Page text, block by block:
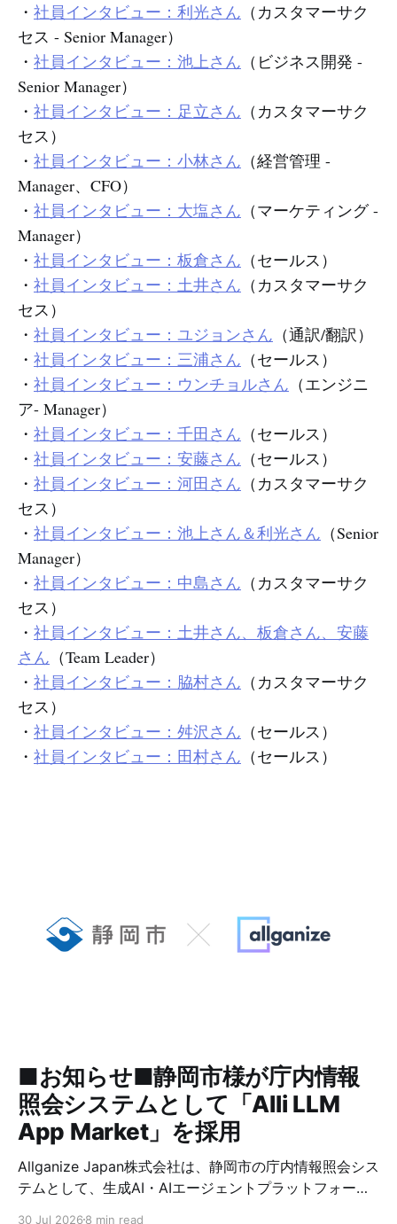
・ 社員インタビュー：利光さん （カスタマーサク
セス - Senior Manager）
・ 社員インタビュー：池上さん （ビジネス開発 -
Senior Manager）
・ 社員インタビュー ：足立さん （カスタマーサク
セス）
・ 社員インタビュー：小林さん （経営管理 -
Manager、CFO）
・ 社員インタビュー：大塩さん （マーケティング -
Manager）
・ 社員インタビュー：板倉さん （セールス）
・ 社員インタビュー：土井さん （カスタマーサク
セス）
・ 社員インタビュー：ユジョンさん （通訳/翻訳）
・ 社員インタビュー：三浦さん （セールス）
・ 社員インタビュー：ウンチョルさん （エンジニ
ア- Manager）
・ 社員インタビュー：千田さん （セールス）
・ 社員インタビュー：安藤さん （セールス）
・ 社員インタビュー：河田さん （カスタマーサク
セス）
・ 社員インタビュー：池上さん＆利光さん （Senior
Manager）
・ 社員インタビュー：中島さん （カスタマーサク
セス）
・ 社員インタビュー：土井さん、板倉さん、安藤
さん （Team Leader）
・ 社員インタビュー：脇村さん （カスタマーサク
セス）
・ 社員インタビュー：舛沢さん （セールス）
・ 社員インタビュー：田村さん （セールス）
■お知らせ■静岡市様が庁内情報
照会システムとして「Alli LLM
App Market」を採用
Allganize Japan株式会社は、静岡市の庁内情報照会シス
テムとして、生成AI・AIエージェントプラットフォーム
30 Jul 2026 8 min read